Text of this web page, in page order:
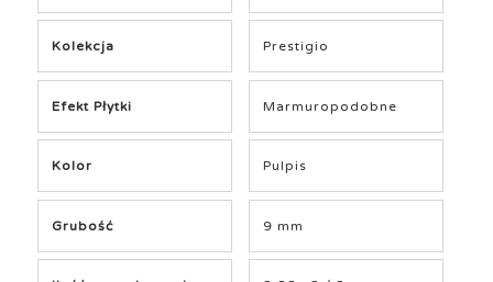
Kolekcja Prestigio
Efekt Płytki Marmuropodobne
Kolor Pulpis
Grubość 9 mm